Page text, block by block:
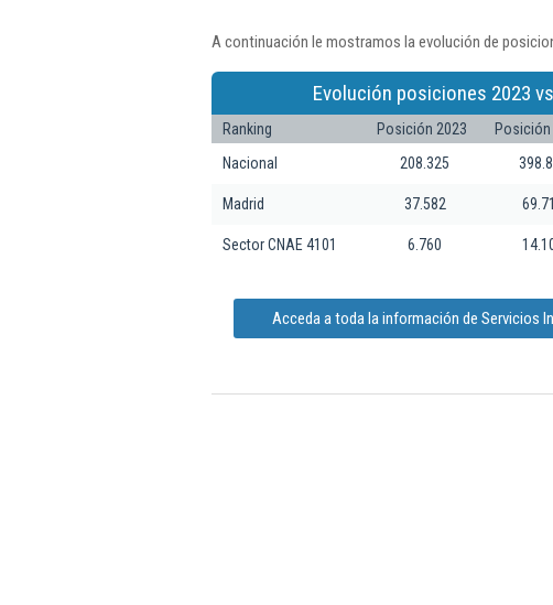
A continuación le mostramos la evolución de
Evolución posiciones 2023
Ranking Posición 2023 Posición
Nacional
208.325
Madrid 37.582
Sector CNAE 4101 6.760
Acceda a toda la información de Servicios